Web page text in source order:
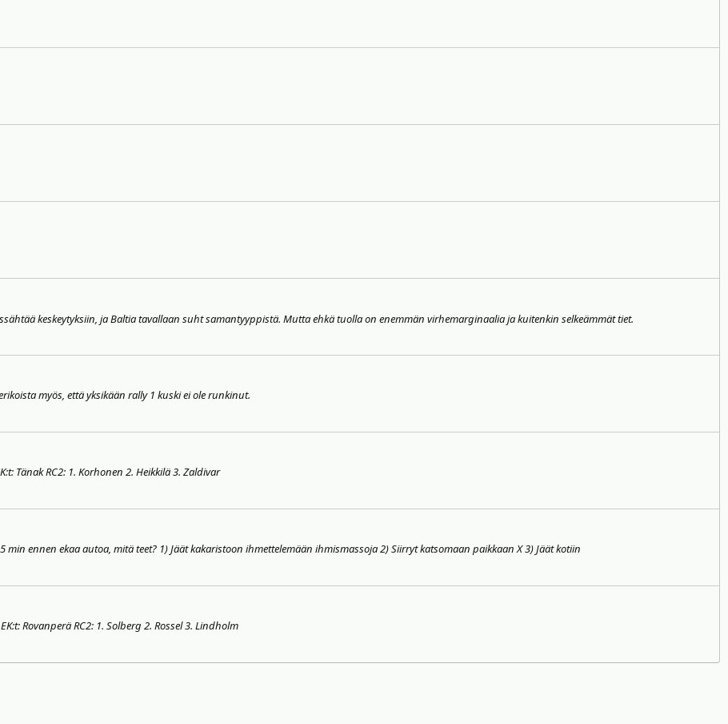
keskeytyksiin, ja Baltia tavallaan suht samantyyppistä. Mutta ehkä tuolla on enemmän virhemarginaalia ja kuitenkin selkeämmät tiet.
myös, että yksikään rally 1 kuski ei ole runkinut.
Tänak RC2: 1. Korhonen 2. Heikkilä 3. Zaldivar
ennen ekaa autoa, mitä teet? 1) Jäät kakaristoon ihmettelemään ihmismassoja 2) Siirryt katsomaan paikkaan X 3) Jäät kotiin
Rovanperä RC2: 1. Solberg 2. Rossel 3. Lindholm